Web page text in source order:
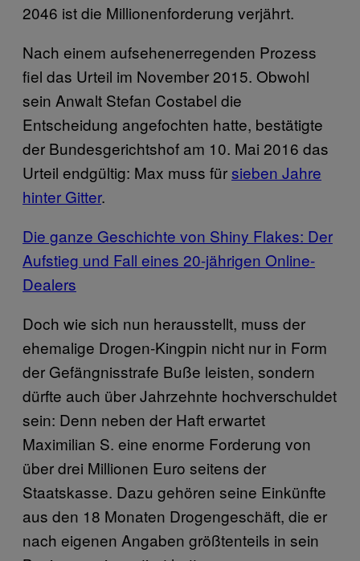
2046 ist die Millionenforderung verjährt.
Nach einem aufsehenerregenden Prozess
fiel das Urteil im November 2015. Obwohl
sein Anwalt Stefan Costabel die
Entscheidung angefochten hatte, bestätigte
der Bundesgerichtshof am 10. Mai 2016 das
Urteil endgültig: Max muss fürsieben Jahre
hinter Gitter.
Die ganze Geschichte von Shiny Flakes: Der
Aufstieg und Fall eines 20-jährigen Online-
Dealers
Doch wie sich nun herausstellt, muss der
ehemalige Drogen-Kingpin nicht nur in Form
der Gefängnisstrafe Buße leisten, sondern
dürfte auch über Jahrzehnte hochverschuldet
sein: Denn neben der Haft erwartet
Maximilian S. eine enorme Forderung von
über drei Millionen Euro seitens der
Staatskasse. Dazu gehören seine Einkünfte
aus den 18 Monaten Drogengeschäft, die er
nach eigenen Angaben größtenteils in sein